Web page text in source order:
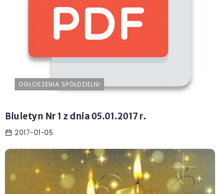
OGŁOSZENIA SPÓŁDZIELNI
Biuletyn Nr 1 z dnia 05.01.2017 r.
2017-01-05